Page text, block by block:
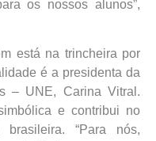
os nossos alunos”,
está na trincheira por
é a presidenta da
– UNE, Carina Vitral.
e contribui no
“Para nós,